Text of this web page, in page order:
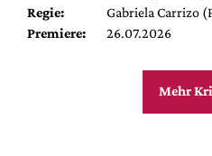
Regie:
Gabriela Carrizo
Premiere:
26.07.2026
Mehr